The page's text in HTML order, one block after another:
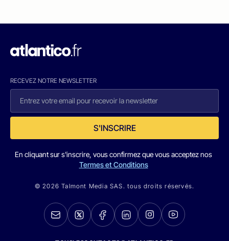
RECEVEZ NOTRE NEWSLETTER
S'INSCRIRE
En cliquant sur s'inscrire, vous confirmez que vous acceptez nos
Termes et Conditions
© 2026 Talmont Media SAS. tous droits réservés.